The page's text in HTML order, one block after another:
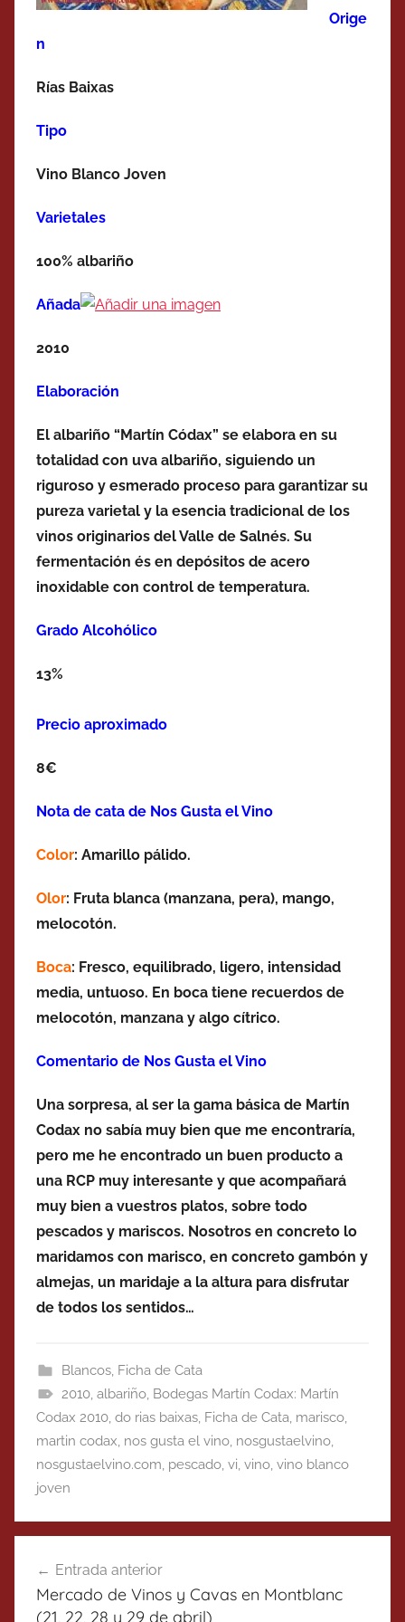
Orige
n
Rías Baixas
Tipo
Vino Blanco Joven
Varietales
100% albariño
Añada
2010
Elaboración
El albariño “Martín Códax” se elabora en su
totalidad con uva albariño, siguiendo un
riguroso y esmerado proceso para garantizar su
pureza varietal y la esencia tradicional de los
vinos originarios del Valle de Salnés. Su
fermentación és en depósitos de acero
inoxidable con control de temperatura.
Grado Alcohólico
13%
Precio aproximado
8€
Nota de cata de Nos Gusta el Vino
Color: Amarillo pálido.
Olor: Fruta blanca (manzana, pera), mango,
melocotón.
Boca: Fresco, equilibrado, ligero, intensidad
media, untuoso. En boca tiene recuerdos de
melocotón, manzana y algo cítrico.
Comentario de Nos Gusta el Vino
Una sorpresa, al ser la gama básica de Martín
Codax no sabía muy bien que me encontraría,
pero me he encontrado un buen producto a
una RCP muy interesante y que acompañará
muy bien a vuestros platos, sobre todo
pescados y mariscos. Nosotros en concreto lo
maridamos con marisco, en concreto gambón y
almejas, un maridaje a la altura para disfrutar
de todos los sentidos…
Blancos, Ficha de Cata
2010, albariño, Bodegas Martín Codax: Martín
Codax 2010, do rias baixas, Ficha de Cata, marisco,
martin codax, nos gusta el vino, nosgustaelvino,
nosgustaelvino.com, pescado, vi, vino, vino blanco
joven
de
entradas
Entrada anterior
Mercado de Vinos y Cavas en Montblanc
(21, 22, 28 y 29 de abril)